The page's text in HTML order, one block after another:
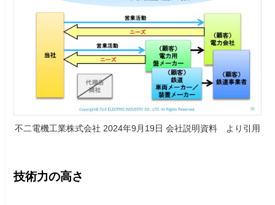
不二電機工業株式会社 2024年9月19日 会社説明資料 より引用
技術力の高さ